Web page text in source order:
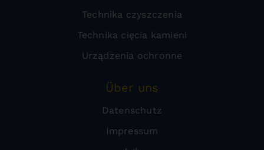
Technika czyszczenia
Technika cięcia kamieni
Urządzenia ochronne
Über uns
Datenschutz
Impressum